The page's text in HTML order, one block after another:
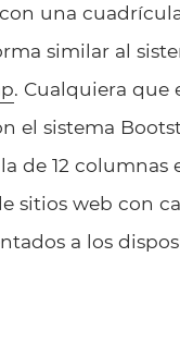
una
similar al
. Cualquiera que
el sistema
de 12 columnas
sitios web con
a los